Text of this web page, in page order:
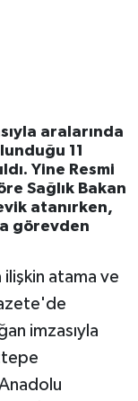
aralarında
11
Yine Resmi
Sağlık Bakan
atanırken,
görevden
ilişkin atama ve
imzasıyla